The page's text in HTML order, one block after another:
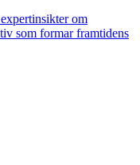
om
som formar framtidens